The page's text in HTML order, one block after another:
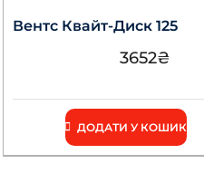
Вентс Квайт-Диск 125
3652₴
ДОДАТИ У КОШИК